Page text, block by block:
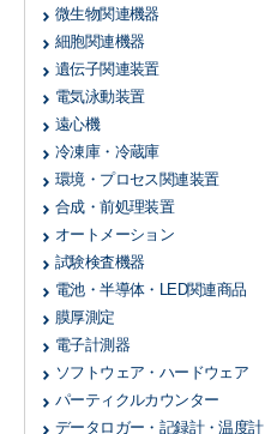
微生物関連機器
細胞関連機器
遺伝子関連装置
電気泳動装置
遠心機
冷凍庫・冷蔵庫
環境・プロセス関連装置
合成・前処理装置
オートメーション
試験検査機器
電池・半導体・LED関連商品
膜厚測定
電子計測器
ソフトウェア・ハードウェア
パーティクルカウンター
データロガー・記録計・温度計